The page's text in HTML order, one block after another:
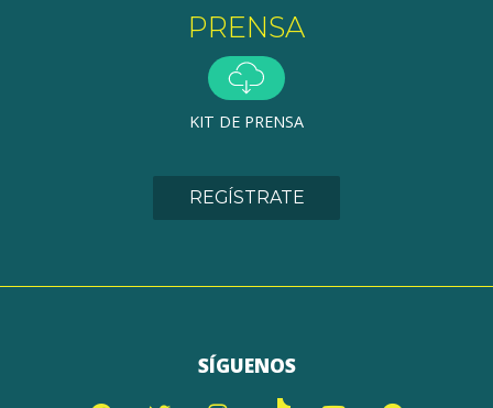
PRENSA
KIT DE PRENSA
REGÍSTRATE
SÍGUENOS